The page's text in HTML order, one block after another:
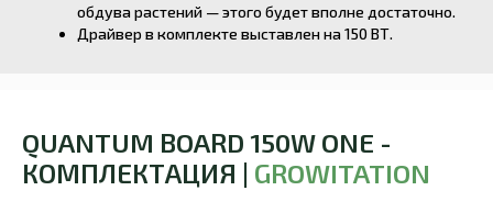
обдува растений — этого будет вполне достаточно.
Драйвер в комплекте выставлен на 150 ВТ.
QUANTUM BOARD 150W ONE -
КОМПЛЕКТАЦИЯ | GROWITATION